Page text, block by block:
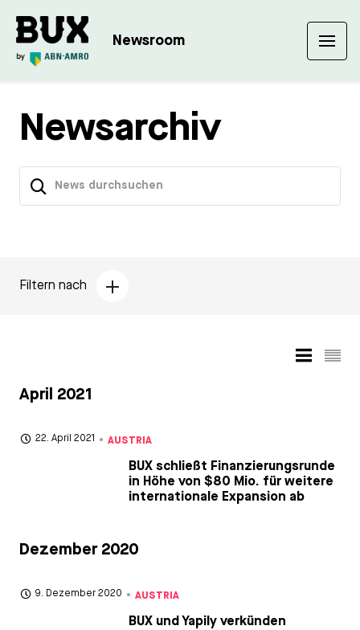
Newsroom
Newsarchiv
Filtern nach
April 2021
22. April 2021 AUSTRIA
BUX schließt Finanzierungsrunde
in Höhe von $80 Mio. für weitere
internationale Expansion ab
Dezember 2020
9. Dezember 2020 AUSTRIA
BUX und Yapily verkünden